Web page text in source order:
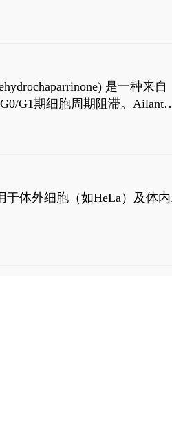
是一种来自
G1期细胞周期阻滞。
nM。
体外细胞（如HeLa）及体内